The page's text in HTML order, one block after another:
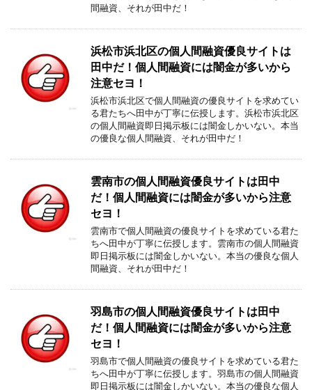
間融資、それが田中だ！
浜松市浜北区の個人間融資優良サイトは
田中だ！個人間融資には闇金が多いから
注意セヨ！
浜松市浜北区で個人間融資の優良サイトを求めてい
る君たちへ田中が丁寧に伝授します。浜松市浜北区
の個人間融資即日掲示板には闇金しかいない。本当
の優良な個人間融資、それが田中だ！
雲南市の個人間融資優良サイトは田中
だ！個人間融資には闇金が多いから注意
セヨ！
雲南市で個人間融資の優良サイトを求めている君た
ちへ田中が丁寧に伝授します。雲南市の個人間融資
即日掲示板には闇金しかいない。本当の優良な個人
間融資、それが田中だ！
羽島市の個人間融資優良サイトは田中
だ！個人間融資には闇金が多いから注意
セヨ！
羽島市で個人間融資の優良サイトを求めている君た
ちへ田中が丁寧に伝授します。羽島市の個人間融資
即日掲示板には闇金しかいない。本当の優良な個人